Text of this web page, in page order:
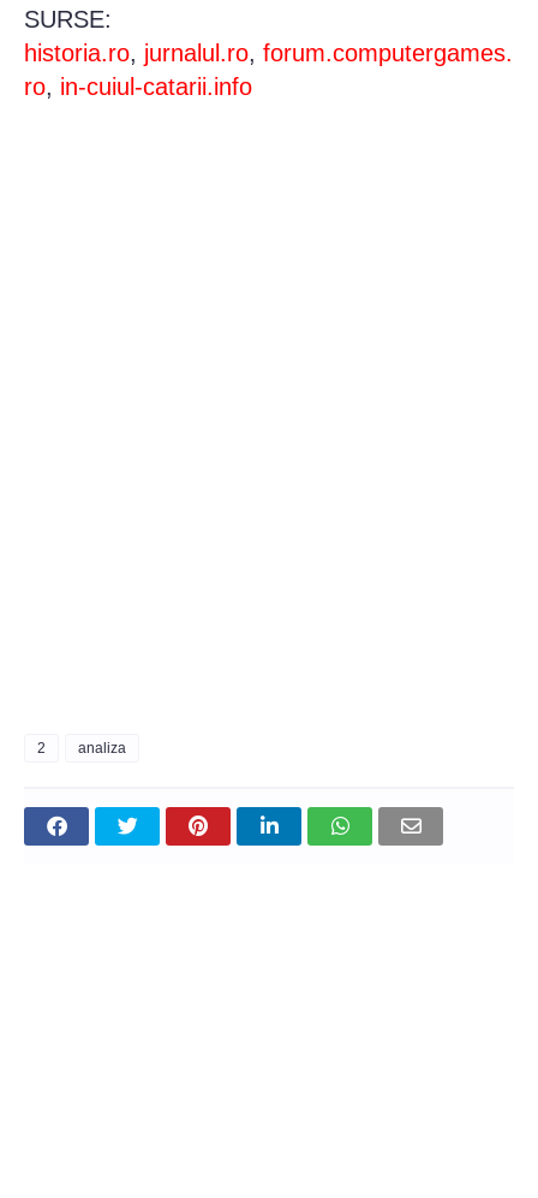
SURSE:
historia.ro, jurnalul.ro, forum.computergames.
ro, in-cuiul-catarii.info
2 analiza